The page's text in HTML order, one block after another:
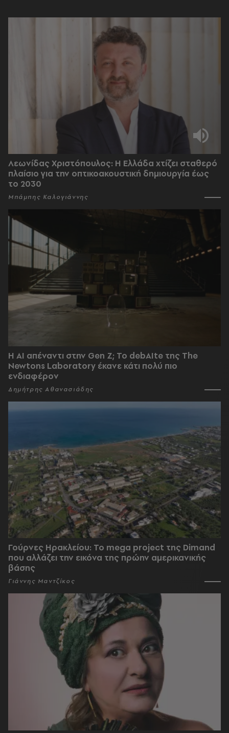
Λεωνίδας Χριστόπουλος: Η Ελλάδα χτίζει σταθερό
πλαίσιο για την οπτικοακουστική δημιουργία έως
το 2030
Μπάμπης Καλογιάννης
Η AI απέναντι στην Gen Z; Το debAIte της The
Newtons Laboratory έκανε κάτι πολύ πιο
ενδιαφέρον
Δημήτρης Αθανασιάδης
Γούρνες Ηρακλείου: To mega project της Dimand
που αλλάζει την εικόνα της πρώην αμερικανικής
βάσης
Γιάννης Μαντζίκος